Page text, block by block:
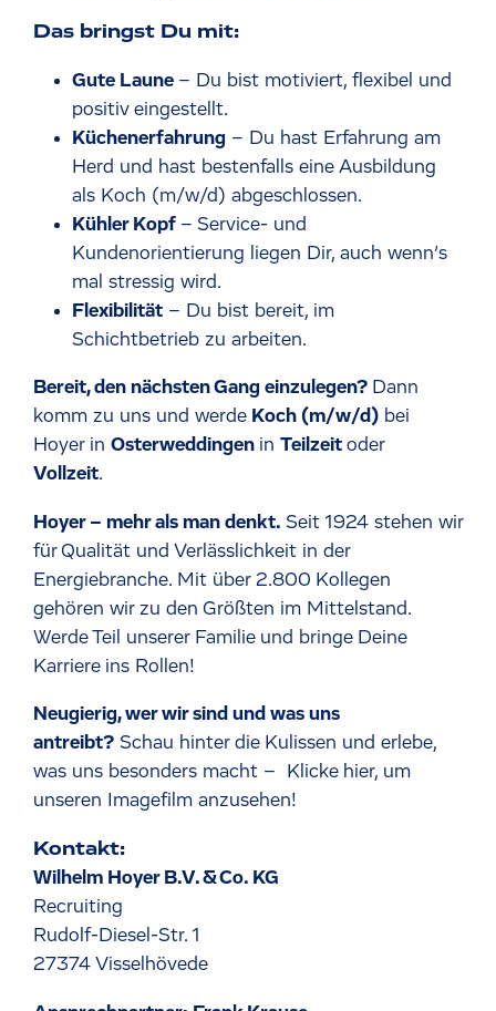
Das bringst Du mit:
Gute Laune – Du bist motiviert, flexibel und
positiv eingestellt.
Küchenerfahrung – Du hast Erfahrung am
Herd und hast bestenfalls eine Ausbildung
als Koch (m/w/d) abgeschlossen.
Kühler Kopf – Service- und
Kundenorientierung liegen Dir, auch wenn’s
mal stressig wird.
Flexibilität – Du bist bereit, im
Schichtbetrieb zu arbeiten.
Bereit, den nächsten Gang einzulegen? Dann
komm zu uns und werde Koch (m/w/d) bei
Hoyer in Osterweddingen in Teilzeit oder
Vollzeit.
Hoyer – mehr als man denkt. Seit 1924 stehen wir
für Qualität und Verlässlichkeit in der
Energiebranche. Mit über 2.800 Kollegen
gehören wir zu den Größten im Mittelstand.
Werde Teil unserer Familie und bringe Deine
Karriere ins Rollen!
Neugierig, wer wir sind und was uns
antreibt? Schau hinter die Kulissen und erlebe,
was uns besonders macht –
Klicke hier, um
unseren Imagefilm anzusehen!
Kontakt:
Wilhelm Hoyer B.V. & Co. KG
Recruiting
Rudolf-Diesel-Str. 1
27374 Visselhövede